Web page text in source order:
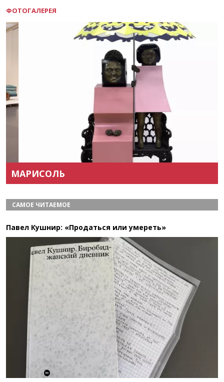
ФОТОГАЛЕРЕЯ
МАРИСОЛЬ
САМОЕ ЧИТАЕМОЕ
Павел Кушнир: «Продаться или умереть»